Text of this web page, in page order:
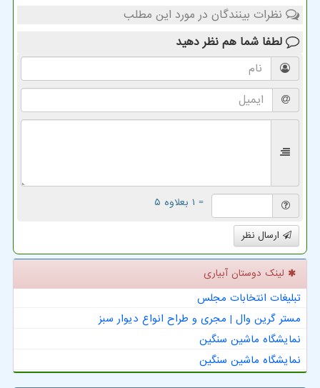
نظرات بینندگان در مورد این مطلب
لطفا شما هم نظر دهید
= ۱ بعلاوه ۵
ارسال نظر
لینک دوستان آبیاری
تبلیغات انتخابات مجلس
مستر گرین وال | مجری و طراح انواع دیوار سبز
نمایشگاه ماشین سنگین
نمایشگاه ماشین سنگین